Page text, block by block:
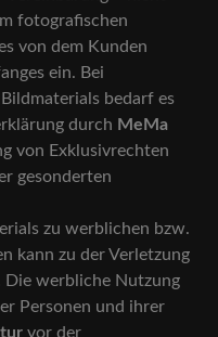
fotografischen
von dem Kunden
ein. Bei
bedarf es
durch MeMa
von Exklusivrechten
gesonderten
zu werblichen bzw.
kann zu der Verletzung
werbliche Nutzung
Personen und ihrer
vor der